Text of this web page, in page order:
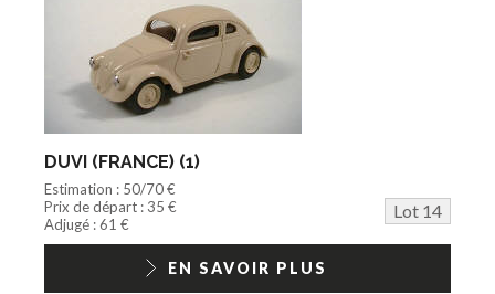
DUVI (FRANCE) (1)
Estimation : 50/70 €
Prix de départ : 35 €
Lot 14
Adjugé : 61 €
EN SAVOIR PLUS